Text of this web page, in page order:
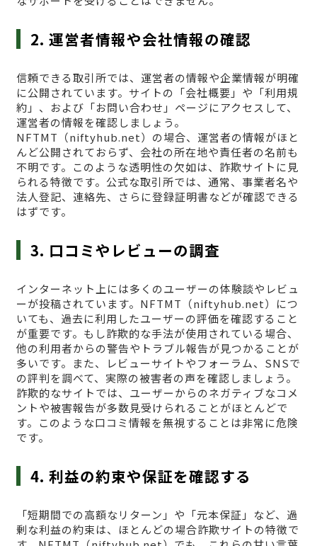
2. 運営者情報や会社情報の確認
信頼できる取引所では、運営者の情報や企業情報が明確
に公開されています。サイトの「会社概要」や「利用規
約」、および「お問い合わせ」ページにアクセスして、
運営者の情報を確認しましょう。
NFTMT（niftyhub.net）の場合、運営者の情報がほと
んど公開されておらず、会社の所在地や責任者の名前も
不明です。このような透明性の欠如は、詐欺サイトに見
られる特徴です。公式な取引所では、通常、事業者名や
法人登記、連絡先、さらに登録証明書などが確認できる
はずです。
3. 口コミやレビューの調査
インターネット上には多くのユーザーの体験談やレビュ
ーが投稿されています。NFTMT（niftyhub.net）につ
いても、過去に利用したユーザーの評価を確認すること
が重要です。もし詐欺的な手法が使用されている場合、
他の利用者からの警告やトラブル報告が見つかることが
多いです。また、レビューサイトやフォーラム、SNSで
の評判を調べて、実際の被害者の声を確認しましょう。
詐欺的なサイトでは、ユーザーからのネガティブなコメ
ントや被害報告が多数見受けられることがほとんどで
す。このような口コミ情報を無視することは非常に危険
です。
4. 利益の約束や保証を確認する
「短期間での高額なリターン」や「元本保証」など、過
剰な利益の約束は、ほとんどの場合詐欺サイトの特徴で